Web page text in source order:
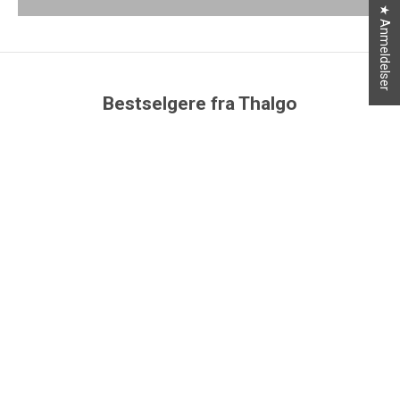
Bestselgere fra Thalgo
★ Anmeldelser